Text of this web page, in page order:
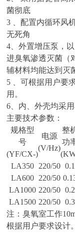
菌彻底
3
、配置内循环风
无死角
4 、外置增压泵，
进臭氧渗透灭菌（
辅材料均能达到灭
5
、可根据用户要
用。
6 、内、外壳均采
主要技术参数：
规格型
号
(YF/CX-)
电源
(V/Hz)
整
功
LA350 220/50 0.1
LA600
220/50
LA1000 220/50 0.2
LA1500 220/50 0.3
注：臭氧室工作
根据用户要求设计。